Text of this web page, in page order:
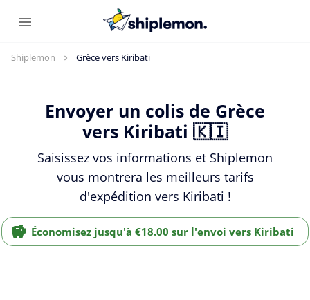
Shiplemon Grèce vers Kiribati
Envoyer un colis de Grèce
vers Kiribati 🇰🇮
Saisissez vos informations et Shiplemon
vous montrera les meilleurs tarifs
d'expédition vers Kiribati !
Économisez jusqu'à €18.00 sur l'envoi vers Kiribati